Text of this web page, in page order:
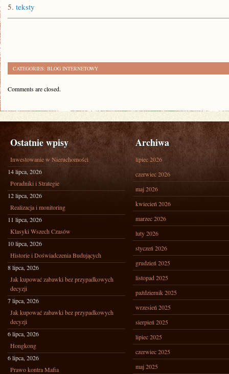
5. teksty
CATEGORIES: BLOG INTERNETOWY
Comments are closed.
Ostatnie wpisy
Inwestowanie w Nieruchomości
14 lipca, 2026
Poradniki i Strategie
12 lipca, 2026
Realizacja i monitoring
11 lipca, 2026
Klasyki Wszech Czasów
10 lipca, 2026
Historie i Doświadczenia Budujących
8 lipca, 2026
Jak kupować zabawki bez przypadkowych
decyzji
7 lipca, 2026
Jak kupować zabawki bez przypadkowych
decyzji
6 lipca, 2026
Hongkong
6 lipca, 2026
Prawo kontra Mafia
Archiwa
lipiec 2026
czerwiec 2026
maj 2026
kwiecień 2026
marzec 2026
luty 2026
styczeń 2026
grudzień 2025
listopad 2025
październik 2025
wrzesień 2025
sierpień 2025
lipiec 2025
czerwiec 2025
maj 2025